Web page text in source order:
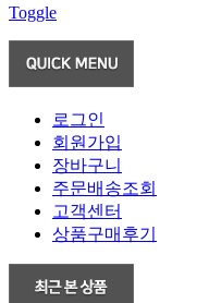
Toggle
로그인
회원가입
장바구니
주문배송조회
고객센터
상품구매후기